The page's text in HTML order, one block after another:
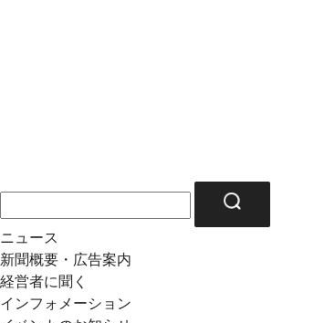
ニュース
新聞概要・広告案内
経営者に聞く
インフォメーション